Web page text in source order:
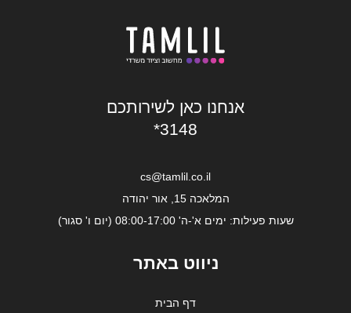
אנחנו כאן לשירותכם
*3148
cs@tamlil.co.il
המלאכה 15, אור יהודה
שעות פעילות: ימים א'-ה' 08:00-17:00 (יום ו' סגור)
ניווט באתר
דף הבית